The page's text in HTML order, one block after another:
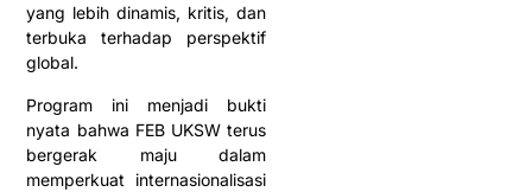
yang lebih dinamis, kritis, dan
terbuka terhadap perspektif
global.
Program ini menjadi bukti
nyata bahwa FEB UKSW terus
bergerak maju dalam
memperkuat internasionalisasi